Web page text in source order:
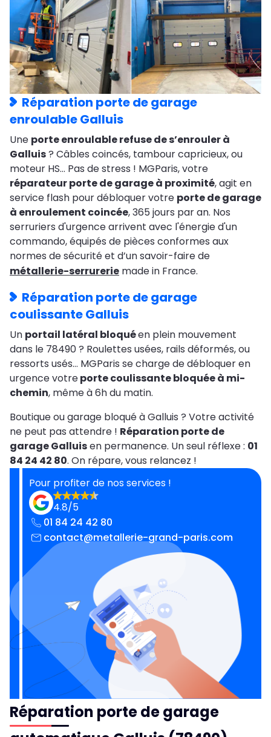
Réparation porte de garage
enroulable Galluis
Une porte enroulable refuse de s’enrouler à
Galluis? Câbles coincés, tambour capricieux, ou
moteur HS… Pas de stress ! MGParis, votre
réparateur porte de garage à proximité, agit en
service flash pour débloquer votre porte de garage
à enroulement coincée, 365 jours par an. Nos
serruriers d'urgence arrivent avec l'énergie d'un
commando, équipés de pièces conformes aux
normes de sécurité et d’un savoir-faire de
métallerie-serrurerie made in France.
Réparation porte de garage
coulissante Galluis
Un portail latéral bloquéen plein mouvement
dans le 78490 ? Roulettes usées, rails déformés, ou
ressorts usés… MGParis se charge de débloquer en
urgence votreporte coulissante bloquée à mi-
chemin, même à 6h du matin.
Boutique ou garage bloqué à Galluis ? Votre activité
ne peut pas attendre ! Réparation porte de
garage Galluisen permanence. Un seul réflexe : 01
84 24 42 80. On répare, vous relancez !
Pour profiter de nos services !
4.8/5
01 84 24 42 80
contact@metallerie-grand-paris.com
Réparation porte de garage